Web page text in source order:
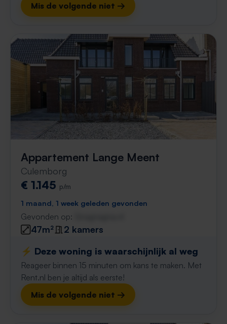
Mis de volgende niet →
Appartement Lange Meent
Culemborg
€ 1.145 p/m
1 maand, 1 week geleden gevonden
Gevonden op:
47m²
2 kamers
⚡️ Deze woning is waarschijnlijk al weg
Reageer binnen 15 minuten om kans te maken. Met
Rent.nl ben je altijd als eerste!
Mis de volgende niet →